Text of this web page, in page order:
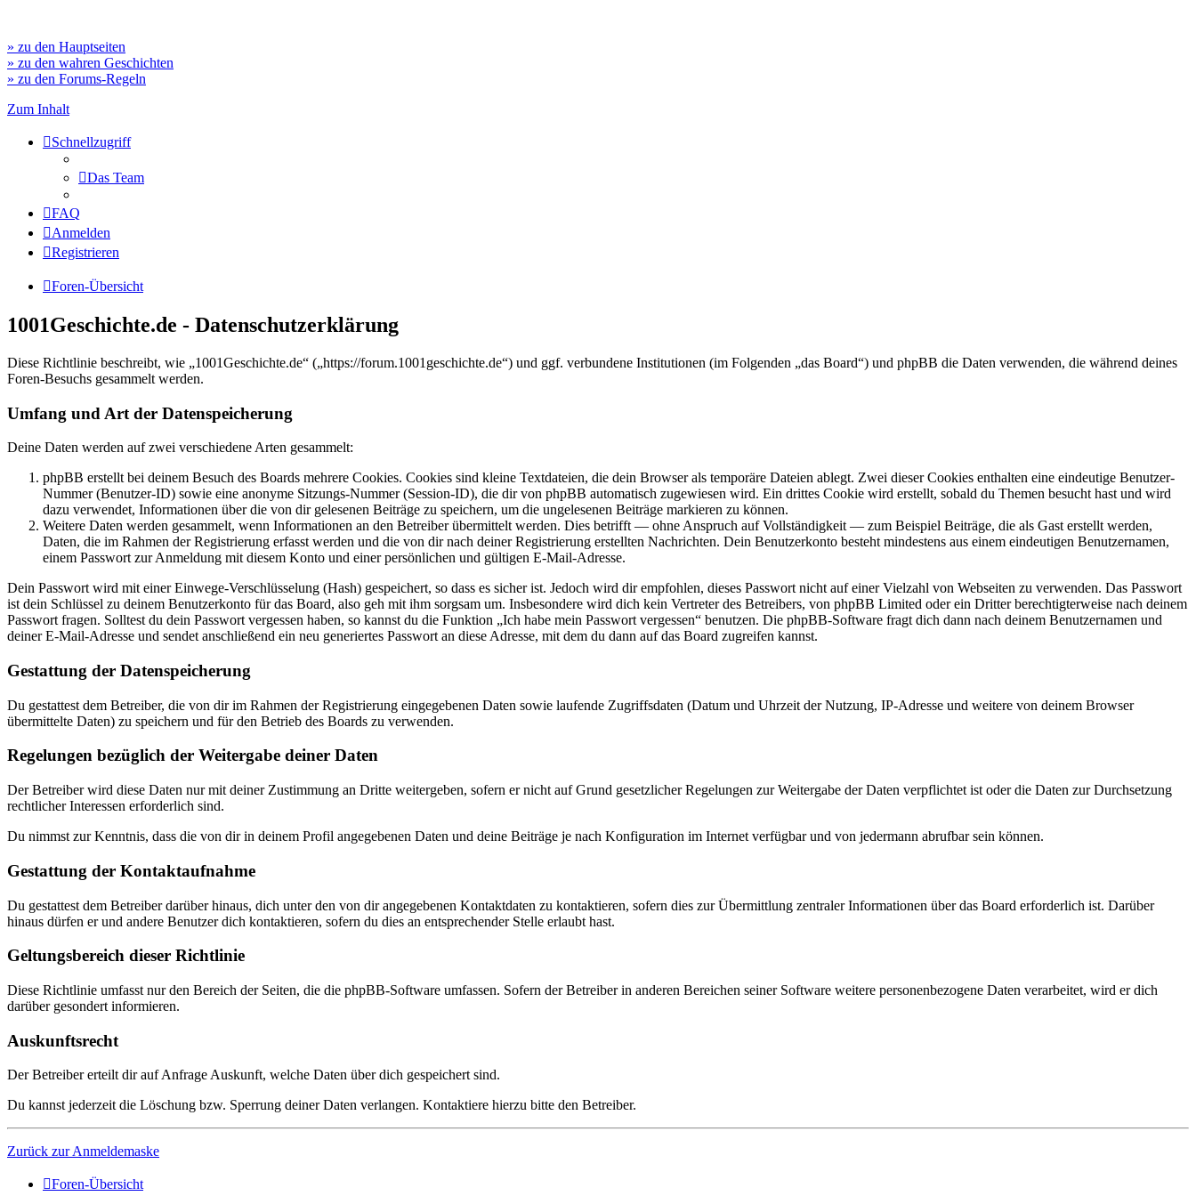
» zu den Hauptseiten
» zu den wahren Geschichten
» zu den Forums-Regeln
Zum Inhalt
Schnellzugriff
Das Team
FAQ
Anmelden
Registrieren
Foren-Übersicht
1001Geschichte.de - Datenschutzerklärung
Diese Richtlinie beschreibt, wie „1001Geschichte.de“ („https://forum.1001geschichte.de“) und ggf. verbundene Institutionen (im Folgenden „das Board“) und phpBB die Daten verwenden, die während deines
Foren-Besuchs gesammelt werden.
Umfang und Art der Datenspeicherung
Deine Daten werden auf zwei verschiedene Arten gesammelt:
phpBB erstellt bei deinem Besuch des Boards mehrere Cookies. Cookies sind kleine Textdateien, die dein Browser als temporäre Dateien ablegt. Zwei dieser Cookies enthalten eine eindeutige Benutzer-
Nummer (Benutzer-ID) sowie eine anonyme Sitzungs-Nummer (Session-ID), die dir von phpBB automatisch zugewiesen wird. Ein drittes Cookie wird erstellt, sobald du Themen besucht hast und wird
dazu verwendet, Informationen über die von dir gelesenen Beiträge zu speichern, um die ungelesenen Beiträge markieren zu können.
Weitere Daten werden gesammelt, wenn Informationen an den Betreiber übermittelt werden. Dies betrifft — ohne Anspruch auf Vollständigkeit — zum Beispiel Beiträge, die als Gast erstellt werden,
Daten, die im Rahmen der Registrierung erfasst werden und die von dir nach deiner Registrierung erstellten Nachrichten. Dein Benutzerkonto besteht mindestens aus einem eindeutigen Benutzernamen,
einem Passwort zur Anmeldung mit diesem Konto und einer persönlichen und gültigen E-Mail-Adresse.
Dein Passwort wird mit einer Einwege-Verschlüsselung (Hash) gespeichert, so dass es sicher ist. Jedoch wird dir empfohlen, dieses Passwort nicht auf einer Vielzahl von Webseiten zu verwenden. Das Passwort
ist dein Schlüssel zu deinem Benutzerkonto für das Board, also geh mit ihm sorgsam um. Insbesondere wird dich kein Vertreter des Betreibers, von phpBB Limited oder ein Dritter berechtigterweise nach deinem
Passwort fragen. Solltest du dein Passwort vergessen haben, so kannst du die Funktion „Ich habe mein Passwort vergessen“ benutzen. Die phpBB-Software fragt dich dann nach deinem Benutzernamen und
deiner E-Mail-Adresse und sendet anschließend ein neu generiertes Passwort an diese Adresse, mit dem du dann auf das Board zugreifen kannst.
Gestattung der Datenspeicherung
Du gestattest dem Betreiber, die von dir im Rahmen der Registrierung eingegebenen Daten sowie laufende Zugriffsdaten (Datum und Uhrzeit der Nutzung, IP-Adresse und weitere von deinem Browser
übermittelte Daten) zu speichern und für den Betrieb des Boards zu verwenden.
Regelungen bezüglich der Weitergabe deiner Daten
Der Betreiber wird diese Daten nur mit deiner Zustimmung an Dritte weitergeben, sofern er nicht auf Grund gesetzlicher Regelungen zur Weitergabe der Daten verpflichtet ist oder die Daten zur Durchsetzung
rechtlicher Interessen erforderlich sind.
Du nimmst zur Kenntnis, dass die von dir in deinem Profil angegebenen Daten und deine Beiträge je nach Konfiguration im Internet verfügbar und von jedermann abrufbar sein können.
Gestattung der Kontaktaufnahme
Du gestattest dem Betreiber darüber hinaus, dich unter den von dir angegebenen Kontaktdaten zu kontaktieren, sofern dies zur Übermittlung zentraler Informationen über das Board erforderlich ist. Darüber
hinaus dürfen er und andere Benutzer dich kontaktieren, sofern du dies an entsprechender Stelle erlaubt hast.
Geltungsbereich dieser Richtlinie
Diese Richtlinie umfasst nur den Bereich der Seiten, die die phpBB-Software umfassen. Sofern der Betreiber in anderen Bereichen seiner Software weitere personenbezogene Daten verarbeitet, wird er dich
darüber gesondert informieren.
Auskunftsrecht
Der Betreiber erteilt dir auf Anfrage Auskunft, welche Daten über dich gespeichert sind.
Du kannst jederzeit die Löschung bzw. Sperrung deiner Daten verlangen. Kontaktiere hierzu bitte den Betreiber.
Zurück zur Anmeldemaske
Foren-Übersicht